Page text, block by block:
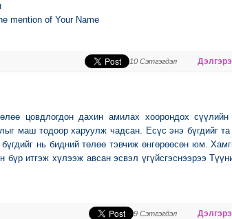
mention of Your Name
10 Сэтгэгдэл
цовдлогдон дахин амилах хоорондох сүүлийн
маш тодоор харуулж чадсан. Есүс энэ бүгдийг
нь бидний төлөө тэвчиж өнгөрөөсөн юм.
итгэж хүлээж авсан эсвэл үгүйсгэснээрээ
9 Сэтгэгдэл